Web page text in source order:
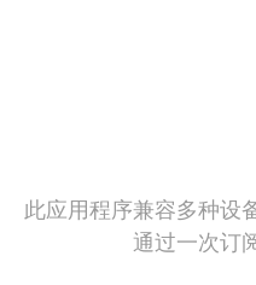
此应用程序兼容多种设
通过一次订